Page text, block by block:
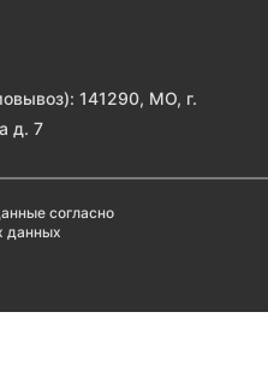
141290, МО, г.
д. 7
согласно
данных